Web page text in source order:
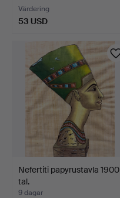
Värdering
53 USD
Nefertiti papyrustavla 1900
tal.
9 dagar